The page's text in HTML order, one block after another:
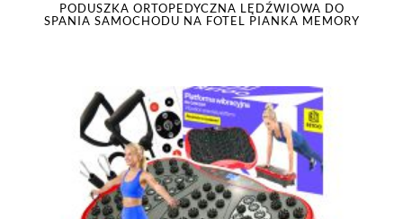
PODUSZKA ORTOPEDYCZNA LĘDŹWIOWA DO
SPANIA SAMOCHODU NA FOTEL PIANKA MEMORY